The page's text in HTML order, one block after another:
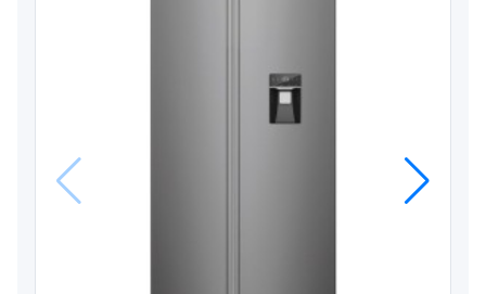
Anterior Próximo